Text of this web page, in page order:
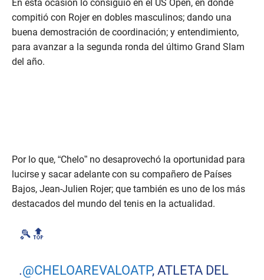
En esta ocasión lo consiguió en el US Open, en donde
compitió con Rojer en dobles masculinos; dando una
buena demostración de coordinación; y entendimiento,
para avanzar a la segunda ronda del último Grand Slam
del año.
Por lo que, “Chelo” no desaprovechó la oportunidad para
lucirse y sacar adelante con su compañero de Países
Bajos, Jean-Julien Rojer; que también es uno de los más
destacados del mundo del tenis en la actualidad.
🎾🔝
.@CHELOAREVALOATP, ATLETA DEL